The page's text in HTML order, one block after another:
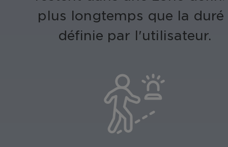
plus longtemps que la
définie par l'utilisateur.